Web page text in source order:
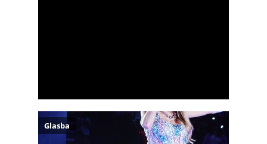
Glasba